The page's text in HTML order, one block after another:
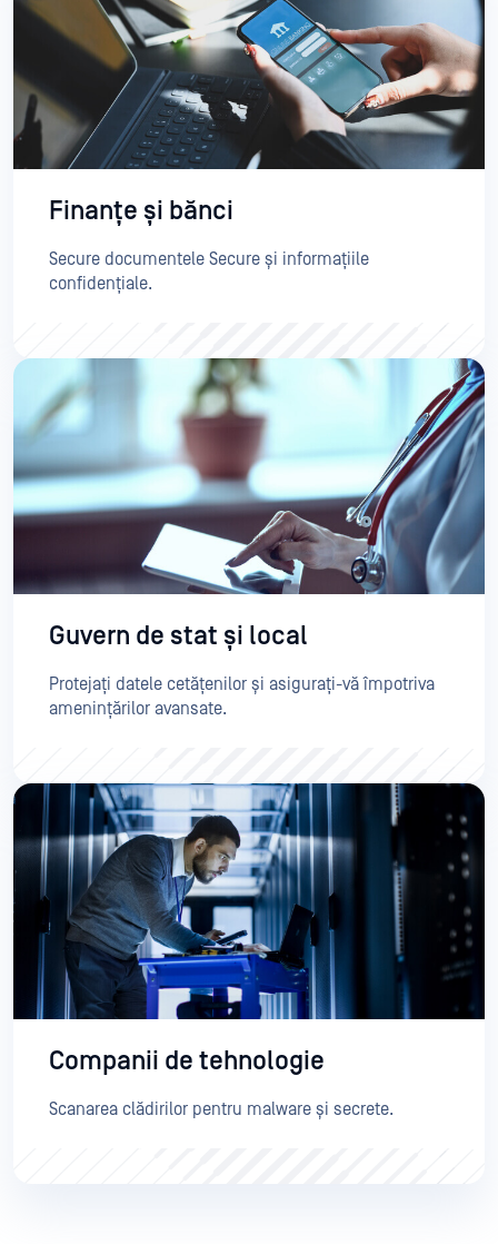
Finanțe și bănci
Secure documentele Secure și informațiile
confidențiale.
Guvern de stat și local
Protejați datele cetățenilor și asigurați-vă împotriva
amenințărilor avansate.
Companii de tehnologie
Scanarea clădirilor pentru malware și secrete.